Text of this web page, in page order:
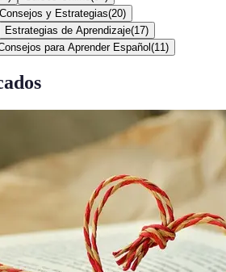
Consejos y Estrategias(20)
Estrategias de Aprendizaje(17)
para Aprender Español (11 )